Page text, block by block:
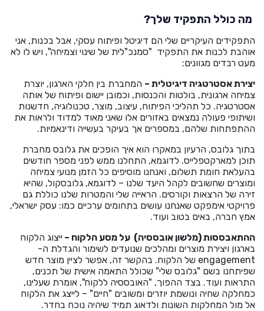
מה כולל התפקיד שלך?
התפקידים העיקריים שלי הם דיגיטל ופיתוח עסקי, אבל בכנות, אני
אוהבת לכנות את התפקיד "סמנכ"לית של שינוי וצמיחה", ויש לו לא
מעט רבדים מגוונים:
יצירת אסטרטגיה דיגיטלית – המחברת בין חלקי הארגון, יוצרת
צמיחה ארגונית, בולטות והכנסות, וכמובן יישום ופיתוח של אותה
אסטרטגיה. כל תהליכי הפיתוח, עיצוב, מוצר, טכנולוגיה, חדשנות
ושיתופי פעולה נמצאים באזורים אלו שאני מאוד למדוד ולראות את
ההתפתחות שלהם, במספרים אך בעיקר בעשייה ודינאמיות.
בתוך גלובס, הרעיון במאקרו הוא איך הופכים את גלובס מחברת
תוכן למארקטפלייס. לדוגמא, התחלנו ממש לפני מספר חודשים
בהעלאת חומת תשלום, ואנחנו מוסיפים כל הזמן מנועי צמיחה
ומוצרים שחשובים לקהל היעד שלנו – לדוגמא, גלובסקול, שהיא
זירה של הרצאות וקורסים. הראייה שלי והמטרות שלנו כוללת גם
פרויקטי אימפקט שאנחנו עושים בתחומים ערכיים כמו: עסק ישראלי,
אמץ חברה, באים בטוב ועוד.
ההתאבססות (מלשון אובססיה) על מסע הלקוח – ייצוג הלקוח
בארגון ויצירת מוצרים ומהלכים שנועדים לשימור והגדלת ה-
engagement של הלקוח. בהקשר זה, אפשר לציין מוצר חדש
שפיתחנו בשם "גלובס שלי" שכולל התאמה אישית של תכנים,
התראות ועוד. בצד ההפוך, "האובססיה ללקוח", אומרת שעלינו,
כמחלקה שחיה ונושמת יוזרים ומשובים "חיים" – לייצג את הלקוח
אל מול המחלקות השונות ולדאוג תמיד שיהיה נוכח בחדר.